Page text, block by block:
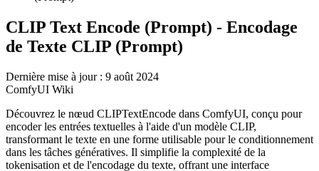
CLIP Text Encode (Prompt) - Encodage
de Texte CLIP (Prompt)
Dernière mise à jour : 9 août 2024
ComfyUI Wiki
Découvrez le nœud CLIPTextEncode dans ComfyUI, conçu pour
encoder les entrées textuelles à l'aide d'un modèle CLIP,
transformant le texte en une forme utilisable pour le conditionnement
dans les tâches génératives. Il simplifie la complexité de la
tokenisation et de l'encodage du texte, offrant une interface